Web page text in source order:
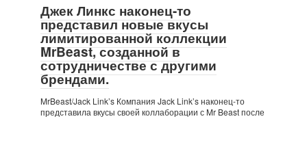
Джек Линкс наконец-то
представил новые вкусы
лимитированной коллекции
MrBeast, созданной в
сотрудничестве с другими
брендами.
MrBeast/Jack Link’s Компания Jack Link’s наконец-то
представила вкусы своей коллаборации с Mr Beast после